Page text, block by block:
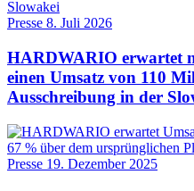
Presse 8. Juli 2026
HARDWARIO erwartet
einen Umsatz von 110
Ausschreibung in der
Presse 19. Dezember 2025